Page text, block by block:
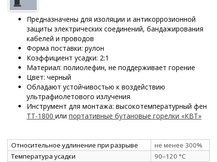
Предназначены для изоляции и антикоррозионной
защиты электрических соединений, бандажирования
кабелей и проводов
Форма поставки: рулон
Коэффициент усадки: 2:1
Материал: полиолефин, не поддерживает горение
Цвет: черный
Обладают устойчивостью к воздействию
ультрафиолетового излучения
Инструмент для монтажа: высокотемпературный фен
ТТ-1800 или портативные бутановые горелки «КВТ»
Относительное удлинение при разрыве
не менее 300%
Температура усадки
90–120 °C